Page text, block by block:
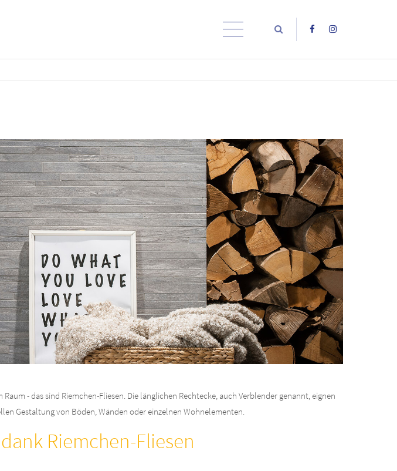
About us
Lorem ipsum dolor sit amet,
- das sind Riemchen-Fliesen. Die länglichen Rechtecke, auch Verblender genannt, eignen
Gestaltung von Böden, Wänden oder einzelnen Wohnelementen.
Riemchen-Fliesen